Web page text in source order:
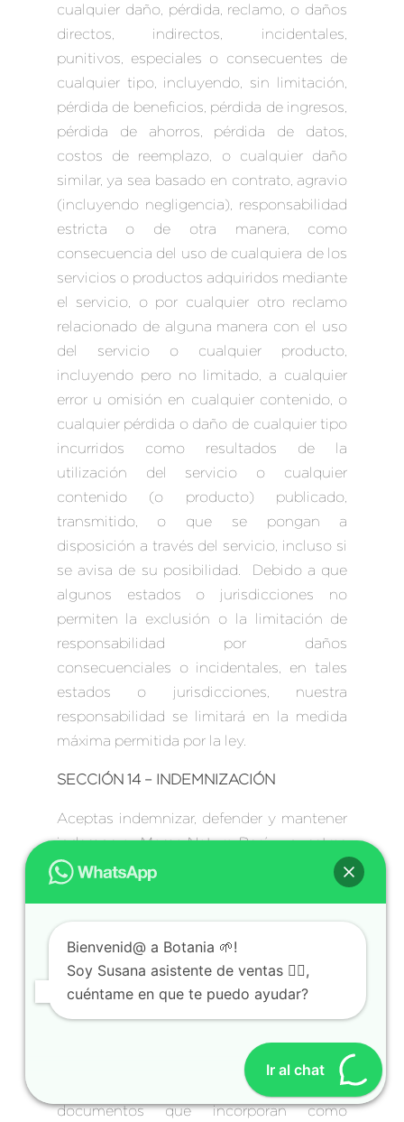
cualquier daño, pérdida, reclamo, o daños
directos, indirectos, incidentales,
punitivos, especiales o consecuentes de
cualquier tipo, incluyendo, sin limitación,
pérdida de beneficios, pérdida de ingresos,
pérdida de ahorros, pérdida de datos,
costos de reemplazo, o cualquier daño
similar, ya sea basado en contrato, agravio
(incluyendo negligencia), responsabilidad
estricta o de otra manera, como
consecuencia del uso de cualquiera de los
servicios o productos adquiridos mediante
el servicio, o por cualquier otro reclamo
relacionado de alguna manera con el uso
del servicio o cualquier producto,
incluyendo pero no limitado, a cualquier
error u omisión en cualquier contenido, o
cualquier pérdida o daño de cualquier tipo
incurridos como resultados de la
utilización del servicio o cualquier
contenido (o producto) publicado,
transmitido, o que se pongan a
disposición a través del servicio, incluso si
se avisa de su posibilidad. Debido a que
algunos estados o jurisdicciones no
permiten la exclusión o la limitación de
responsabilidad por daños
consecuenciales o incidentales, en tales
estados o jurisdicciones, nuestra
responsabilidad se limitará en la medida
máxima permitida por la ley.
SECCIÓN 14 – INDEMNIZACIÓN
Aceptas indemnizar, defender y mantener
indemne a Mama Natura Perú y nuestras
matrices, subsidiarias, afiliados, socios,
funcionarios, directores, agentes,
de servicios, subcontratistas, proveedores,
internos y empleados, de cualquier
reclamo o demanda, incluyendo
honorarios razonables de abogados,
como resultado de tu incumplimiento de
las Condiciones de Servicio o de los
documentos que incorporan como
Bienvenid@ a Botania 🌱!
Soy Susana asistente de ventas 🙋‍♀️,
cuéntame en que te puedo ayudar?
Ir al chat